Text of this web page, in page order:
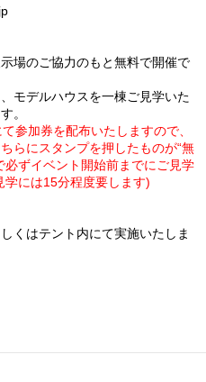
場のご協力のもと無料で開催で
モデルハウスを一棟ご見学いた
。
参加券を配布いたしますので、
らにスタンプを押したものが“無
必ずイベント開始前までにご見学
学には15分程度要します)
くはテント内にて実施いたしま